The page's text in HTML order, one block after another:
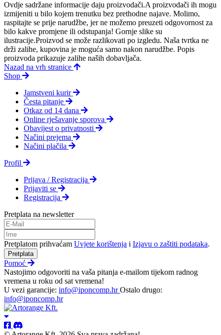
Ovdje sadržane informacije daju proizvodači.A proizvodači ih mogu
izmijeniti u bilo kojem trenutku bez prethodne najave. Molimo,
raspitajte se prije narudžbe, jer ne možemo preuzeti odgovornost za
bilo kakve promjene ili odstupanja! Gornje slike su
ilustracije.Proizvod se može razlikovati po izgledu. Naša tvrtka ne
drži zalihe, kupovina je moguća samo nakon narudžbe. Popis
proizvoda prikazuje zalihe naših dobavljača.
Nazad na vrh stranice
Shop
Jamstveni kurir
Česta pitanje
Otkaz od 14 dana
Online rješavanje sporova
Obavijest o privatnosti
Načini prejema
Načini plačila
Profil
Prijava / Registracija
Prijaviti se
Registracija
Pretplata na newsletter
Pretplatom prihvaćam Uvjete korištenja i Izjavu o zaštiti podataka.
Pretplata
Pomoć
Nastojimo odgovoriti na vaša pitanja e-mailom tijekom radnog
vremena u roku od sat vremena!
U vezi garancije: info@iponcomp.hrOstalo drugo:
info@iponcomp.hr